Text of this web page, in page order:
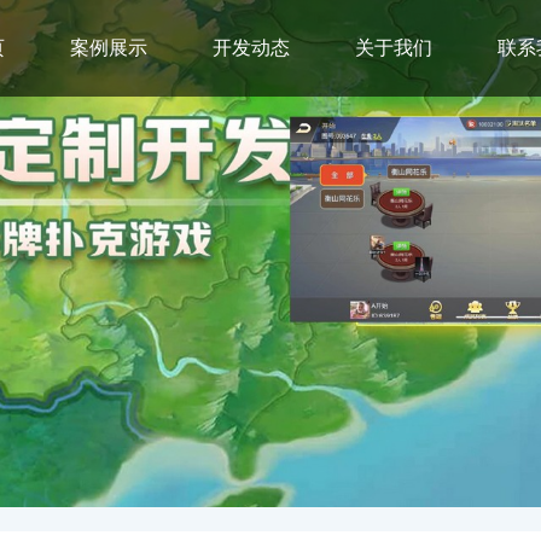
案例展示 开发动态 关于我们 联系